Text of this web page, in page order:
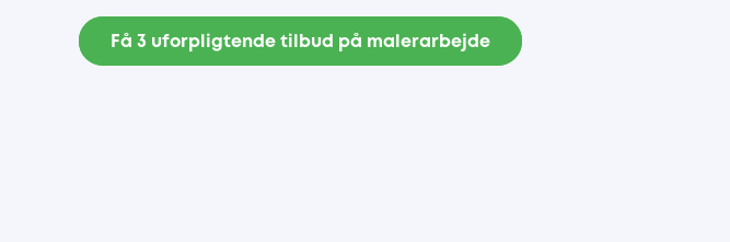
Få 3 uforpligtende tilbud på malerarbejde